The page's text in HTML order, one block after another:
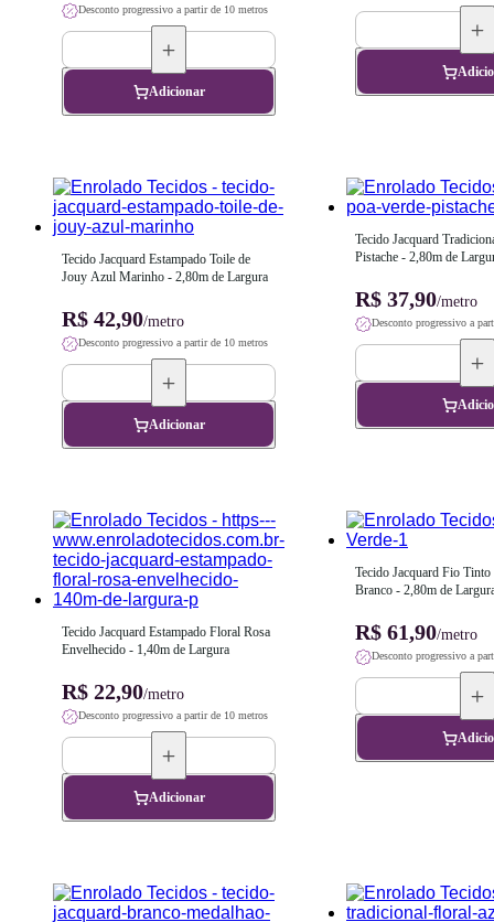
Desconto progressivo a partir de 10 metros
Adicionar
Tecido Jacquard Estampado Toile de
Jouy Azul Marinho - 2,80m de Largura
R$ 42,90/metro
Desconto progressivo a partir de 10 metros
Adicionar
Tecido Jacquard
Pistache - 2,80m de
R$ 37,90/metro
Desconto progressivo a
Tecido Jacquard Estampado Floral Rosa
Envelhecido - 1,40m de Largura
R$ 22,90/metro
Desconto progressivo a partir de 10 metros
Adicionar
Tecido Jacquard Fio
Branco - 2,80m de
R$ 61,90/metro
Desconto progressivo a